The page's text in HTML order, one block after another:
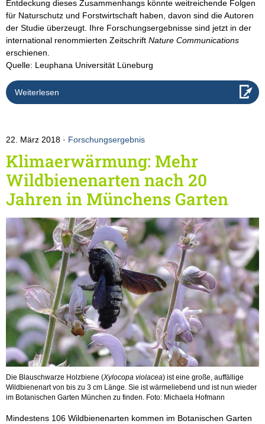
Entdeckung dieses Zusammenhangs könnte weitreichende Folgen
für Naturschutz und Forstwirtschaft haben, davon sind die Autoren
der Studie überzeugt. Ihre Forschungsergebnisse sind jetzt in der
international renommierten Zeitschrift Nature Communications
erschienen.
Quelle: Leuphana Universität Lüneburg
Weiterlesen
22. März 2018 Forschungsergebnis
Klimaerwärmung: Mehr
Wildbienenarten nach 20
Jahren in Münchens Garten
Die Blauschwarze Holzbiene (Xylocopa violacea) ist eine große, auffällige
Wildbienenart von bis zu 3 cm Länge. Sie ist wärmeliebend und ist nun wieder
im Botanischen Garten München zu finden. Foto: Michaela Hofmann
Mindestens 106 Wildbienenarten kommen im Botanischen Garten